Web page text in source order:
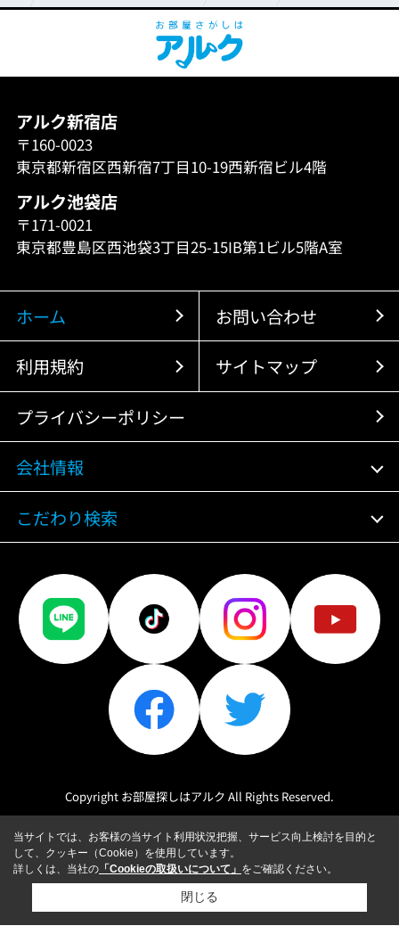
アルク新宿店
〒160-0023
東京都新宿区西新宿7丁目10-19西新宿ビル4階
アルク池袋店
〒171-0021
東京都豊島区西池袋3丁目25-15IB第1ビル5階A室
ホーム お問い合わせ
利用規約 サイトマップ
プライバシーポリシー
会社情報
こだわり検索
Copyright お部屋探しはアルク All Rights Reserved.
当サイトでは、お客様の当サイト利用状況把握、サービス向上検討を目的と
して、クッキー（Cookie）を使用しています。
詳しくは、当社の 「Cookieの取扱いについて」 をご確認ください。
閉じる